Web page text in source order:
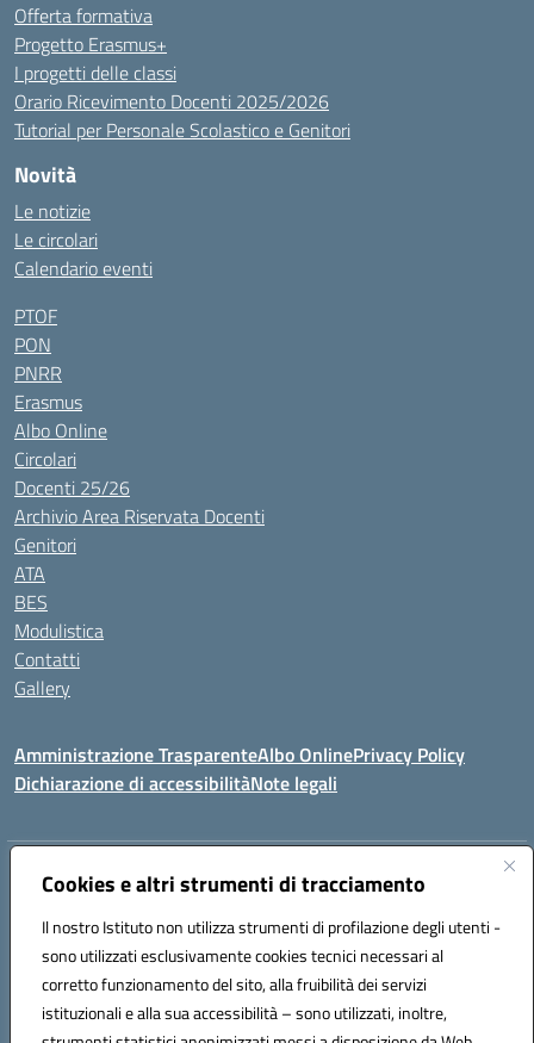
Cookies e altri strumenti di tracciamento
Il nostro Istituto non utilizza strumenti di profilazione degli utenti -
sono utilizzati esclusivamente cookies tecnici necessari al
corretto funzionamento del sito, alla fruibilità dei servizi
istituzionali e alla sua accessibilità – sono utilizzati, inoltre,
Offerta formativa
Progetto Erasmus+
I progetti delle classi
Orario Ricevimento Docenti 2025/2026
Tutorial per Personale Scolastico e Genitori
Novità
Le notizie
Le circolari
Calendario eventi
PTOF
PON
PNRR
Erasmus
Albo Online
Circolari
Docenti 25/26
Archivio Area Riservata Docenti
Genitori
ATA
BES
Modulistica
Contatti
Gallery
Amministrazione TrasparenteAlbo OnlinePrivacy Policy
Dichiarazione di accessibilitàNote legali
Indirizzo:Via Coniugi Crigna – Cap. 89861 – Tropea (VV)
Posta elettronica certificata (PEC):vvic82200d@pec.istruzione.it
Codice fiscale: 96012410799
Codice meccanografico:VVIC82200D
Codice Indice delle Pubbliche Amministrazioni (IPA): istsc_vvic82200d